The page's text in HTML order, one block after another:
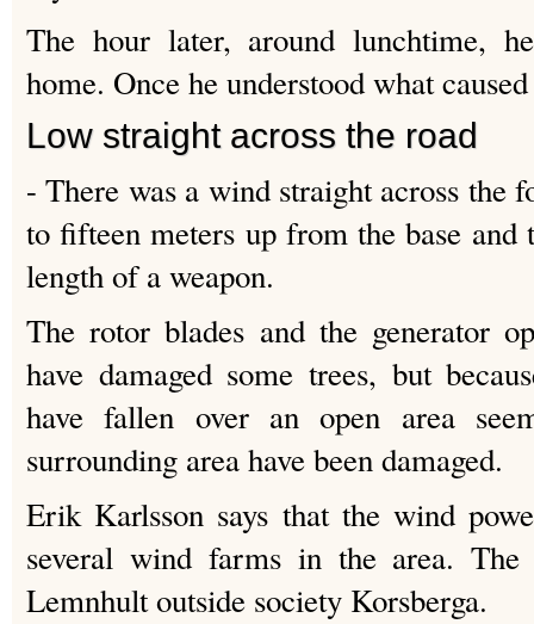
The hour later, around lunchtime,
home. Once he understood what
Low straight across the road
- There was a wind straight across the
to fifteen meters up from the base and
length of a weapon.
The rotor blades and the generator
have damaged some trees, but
have fallen over an open area
surrounding area have been damaged.
Erik Karlsson says that the wind
several wind farms in the area. The
Lemnhult outside society Korsberga.